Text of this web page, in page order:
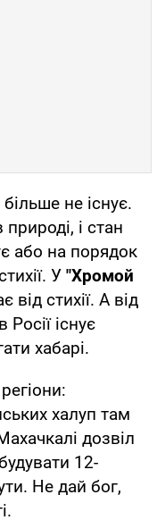
не існує.
і стан
або на порядок
У "Хромой
стихії. А від
існує
хабарі.
халуп там
дозвіл
12-
Не дай бог,